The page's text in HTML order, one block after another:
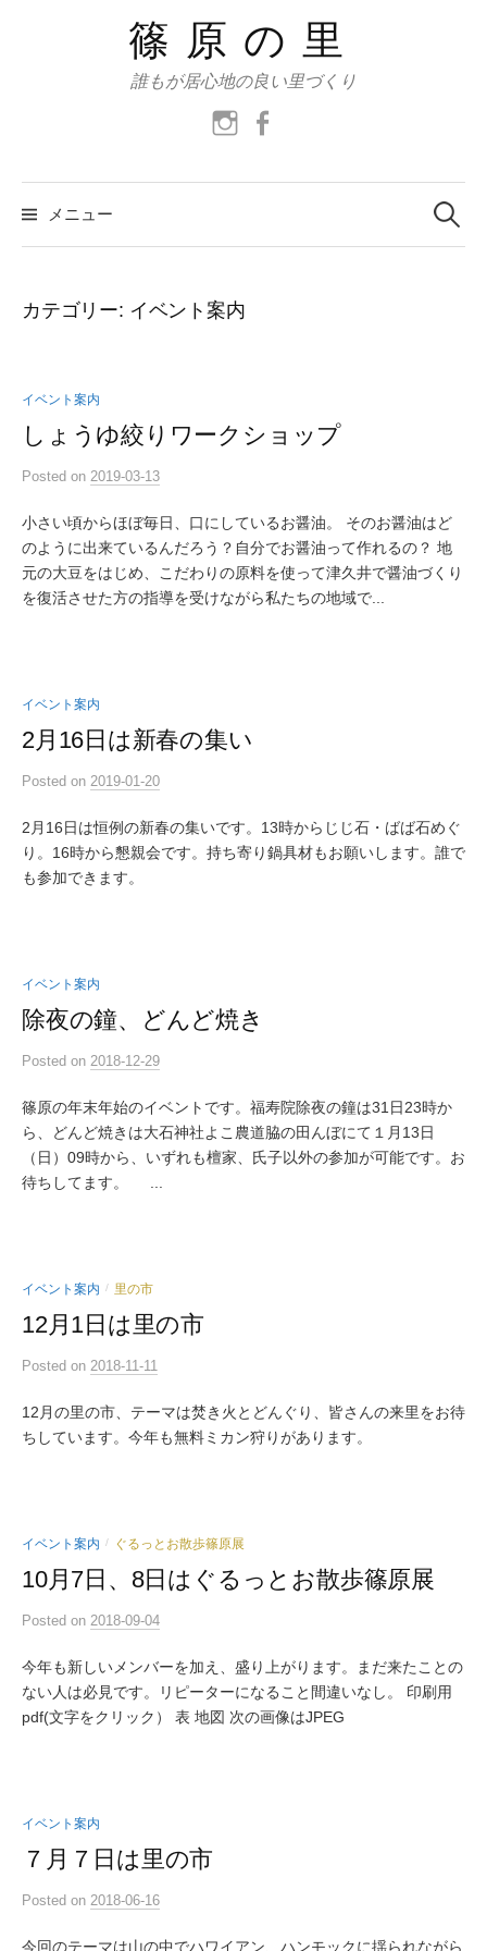
キ
ッ
篠原の里
誰もが居心地の良い里づくり
instagram
メニュー
索:
カテゴリー: イベント案内
イベント案内
しょうゆ絞りワークショップ
Posted on 2019-03-13
小さい頃からほぼ毎日、口にしているお醤油。 そのお醤油はど
のように出来ているんだろう？自分でお醤油って作れるの？ 地
元の大豆をはじめ、こだわりの原料を使って津久井で醤油づくり
を復活させた方の指導を受けながら私たちの地域で...
イベント案内
2月16日は新春の集い
Posted on 2019-01-20
2月16日は恒例の新春の集いです。13時からじじ石・ばば石めぐ
り。16時から懇親会です。持ち寄り鍋具材もお願いします。誰で
も参加できます。
イベント案内
除夜の鐘、どんど焼き
Posted on 2018-12-29
篠原の年末年始のイベントです。福寿院除夜の鐘は31日23時か
ら、どんど焼きは大石神社よこ農道脇の田んぼにて１月13日
（日）09時から、いずれも檀家、氏子以外の参加が可能です。お
待ちしてます。 ...
イベント案内 / 里の市
12月1日は里の市
Posted on 2018-11-11
12月の里の市、テーマは焚き火とどんぐり、皆さんの来里をお待
ちしています。今年も無料ミカン狩りがあります。
イベント案内 / ぐるっとお散歩篠原展
10月7日、8日はぐるっとお散歩篠原展
Posted on 2018-09-04
今年も新しいメンバーを加え、盛り上がります。まだ来たことの
ない人は必見です。リピーターになること間違いなし。 印刷用
pdf(文字をクリック） 表 地図 次の画像はJPEG
イベント案内
７月７日は里の市
Posted on 2018-06-16
今回のテーマは山の中でハワイアン、ハンモックに揺られながら